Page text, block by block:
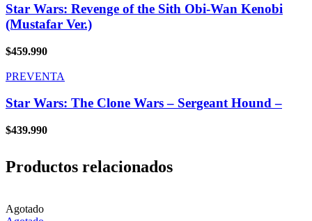
Star Wars: Revenge of the Sith Obi-Wan Kenobi
(Mustafar Ver.)
$459.990
PREVENTA
Star Wars: The Clone Wars – Sergeant Hound –
$439.990
Productos relacionados
Agotado